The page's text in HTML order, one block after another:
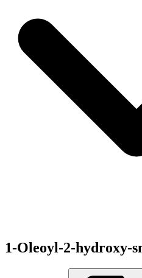
1-Oleoyl-2-hydroxy-